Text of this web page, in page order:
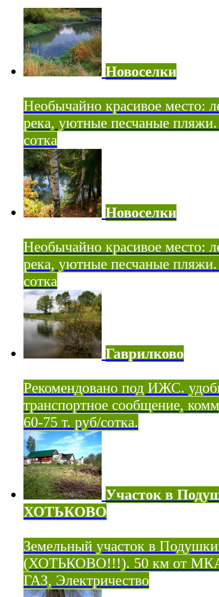
Новоселки
Необычайно красивое место:
река, уютные песчаные
сотка
Новоселки
Необычайно красивое место:
река, уютные песчаные
сотка
Гаврилково
Рекомендовано под ИЖС.
транспортное сообщение,
60-75 т. руб/сотка.
Участок в
ХОТЬКОВО
Земельный участок в
(ХОТЬКОВО!!!). 50 км от
ГАЗ, Электричество